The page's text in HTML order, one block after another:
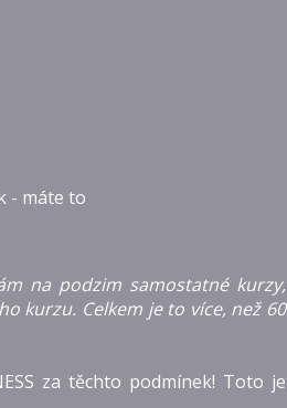
- máte to
na podzim samostatné kurzy,
kurzu. Celkem je to více, než 60
za těchto podmínek! Toto je